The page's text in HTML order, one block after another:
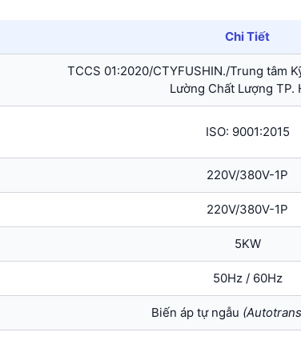
Chi Tiết
TCCS 01:2020/CTYFUSHIN./Trung tâm
Lường Chất Lượng TP.
ISO: 9001:2015
220V/380V-1P
220V/380V-1P
5KW
50Hz / 60Hz
Biến áp tự ngẫu (